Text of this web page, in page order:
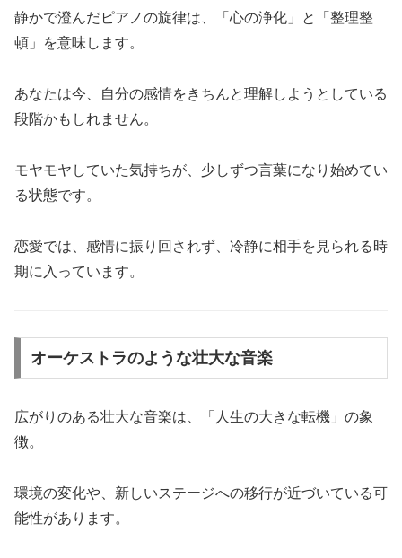
静かで澄んだピアノの旋律は、「心の浄化」と「整理整
頓」を意味します。
あなたは今、自分の感情をきちんと理解しようとしている
段階かもしれません。
モヤモヤしていた気持ちが、少しずつ言葉になり始めてい
る状態です。
恋愛では、感情に振り回されず、冷静に相手を見られる時
期に入っています。
オーケストラのような壮大な音楽
広がりのある壮大な音楽は、「人生の大きな転機」の象
徴。
環境の変化や、新しいステージへの移行が近づいている可
能性があります。